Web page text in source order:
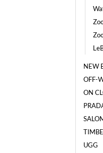
NEW
OFF-
ON
UGG